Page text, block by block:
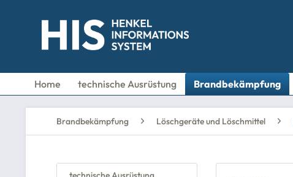
Home technische Ausrüstung Brandbekämpfung
Brandbekämpfung Löschgeräte und Löschmittel